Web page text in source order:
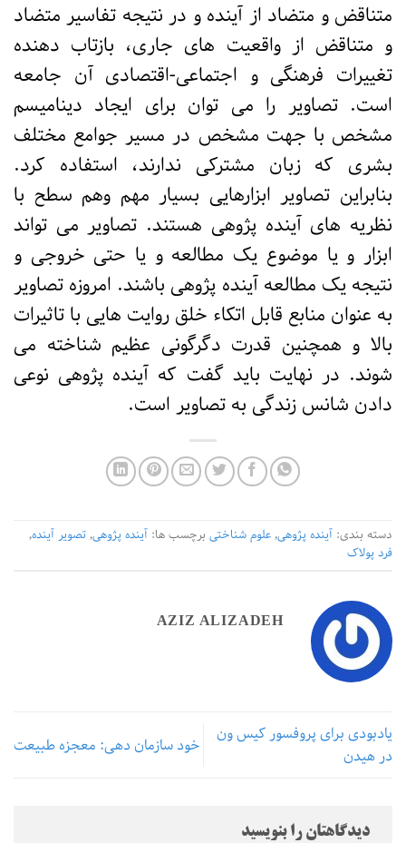
متناقض و متضاد از آینده و در نتیجه تفاسیر متضاد
و متناقض از واقعیت های جاری، بازتاب دهنده
تغییرات فرهنگی و اجتماعی-اقتصادی آن جامعه
است. تصاویر را می توان برای ایجاد دینامیسم
مشخص با جهت مشخص در مسیر جوامع مختلف
بشری که زبان مشترکی ندارند، استفاده کرد.
بنابراین تصاویر ابزارهایی بسیار مهم وهم سطح با
نظریه های آینده پژوهی هستند. تصاویر می تواند
ابزار و یا موضوع یک مطالعه و یا حتی خروجی و
نتیجه یک مطالعه آینده پژوهی باشند. امروزه تصاویر
به عنوان منابع قابل اتکاء خلق روایت هایی با تاثیرات
بالا و همچنین قدرت دگرگونی عظیم شناخته می
شوند. در نهایت باید گفت که آینده پژوهی نوعی
دادن شانس زندگی به تصاویر است.
دسته بندی: آینده پژوهی,علوم شناختی برچسب ها: آینده پژوهی,تصویر آینده,
فرد پولاک
AZIZ ALIZADEH
یادبودی برای پروفسور کیس ون
در هیدن
خود سازمان دهی: معجزه طبیعت
دیدگاهتان را بنویسید